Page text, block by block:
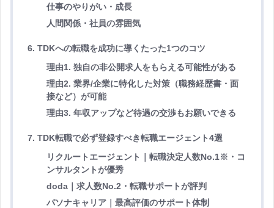
仕事のやりがい・成長
人間関係・社員の雰囲気
6. TDKへの転職を成功に導くたった1つのコツ
理由1. 独自の非公開求人をもらえる可能性がある
理由2. 業界/企業に特化した対策（職務経歴書・面
接など）が可能
理由3. 年収アップなど待遇の交渉もお願いできる
7. TDK転職で必ず登録すべき転職エージェント4選
リクルートエージェント｜転職決定人数No.1※・コ
ンサルタントが優秀
doda｜求人数No.2・転職サポートが評判
パソナキャリア｜最高評価のサポート体制